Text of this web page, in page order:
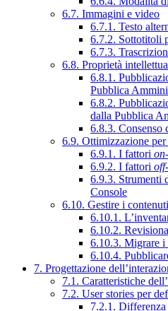
6.7. Immagini e video
6.7.1. Testo
6.7.2. Sottotitoli
6.7.3.
6.8. Proprietà
6.8.1.
Pubblica
6.8.2.
dalla Pubblica
6.8.3. Consenso
6.9. Ottimizzazione
6.9.1. I fattori
6.9.2. I fattori
6.9.3. Strumenti
Console
6.10. Gestire i contenuti
6.10.1.
6.10.2.
6.10.3. Migrare i
6.10.4.
7. Progettazione
7.1. Caratteristiche
7.2. User stories per
7.2.1. Differenza